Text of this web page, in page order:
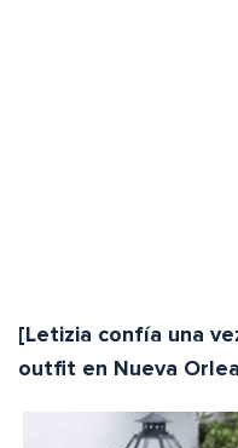
[Letizia confía una
outfit en Nueva